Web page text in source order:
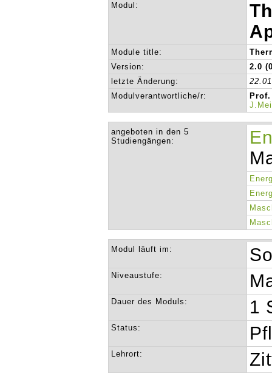
Modul:
Module title:
Version:
2.0
letzte Änderung:
Modulverantwortliche/r:
angeboten in den 5
Studiengängen:
Modul läuft im:
Niveaustufe:
Dauer des Moduls: 1
Status:
Lehrort: